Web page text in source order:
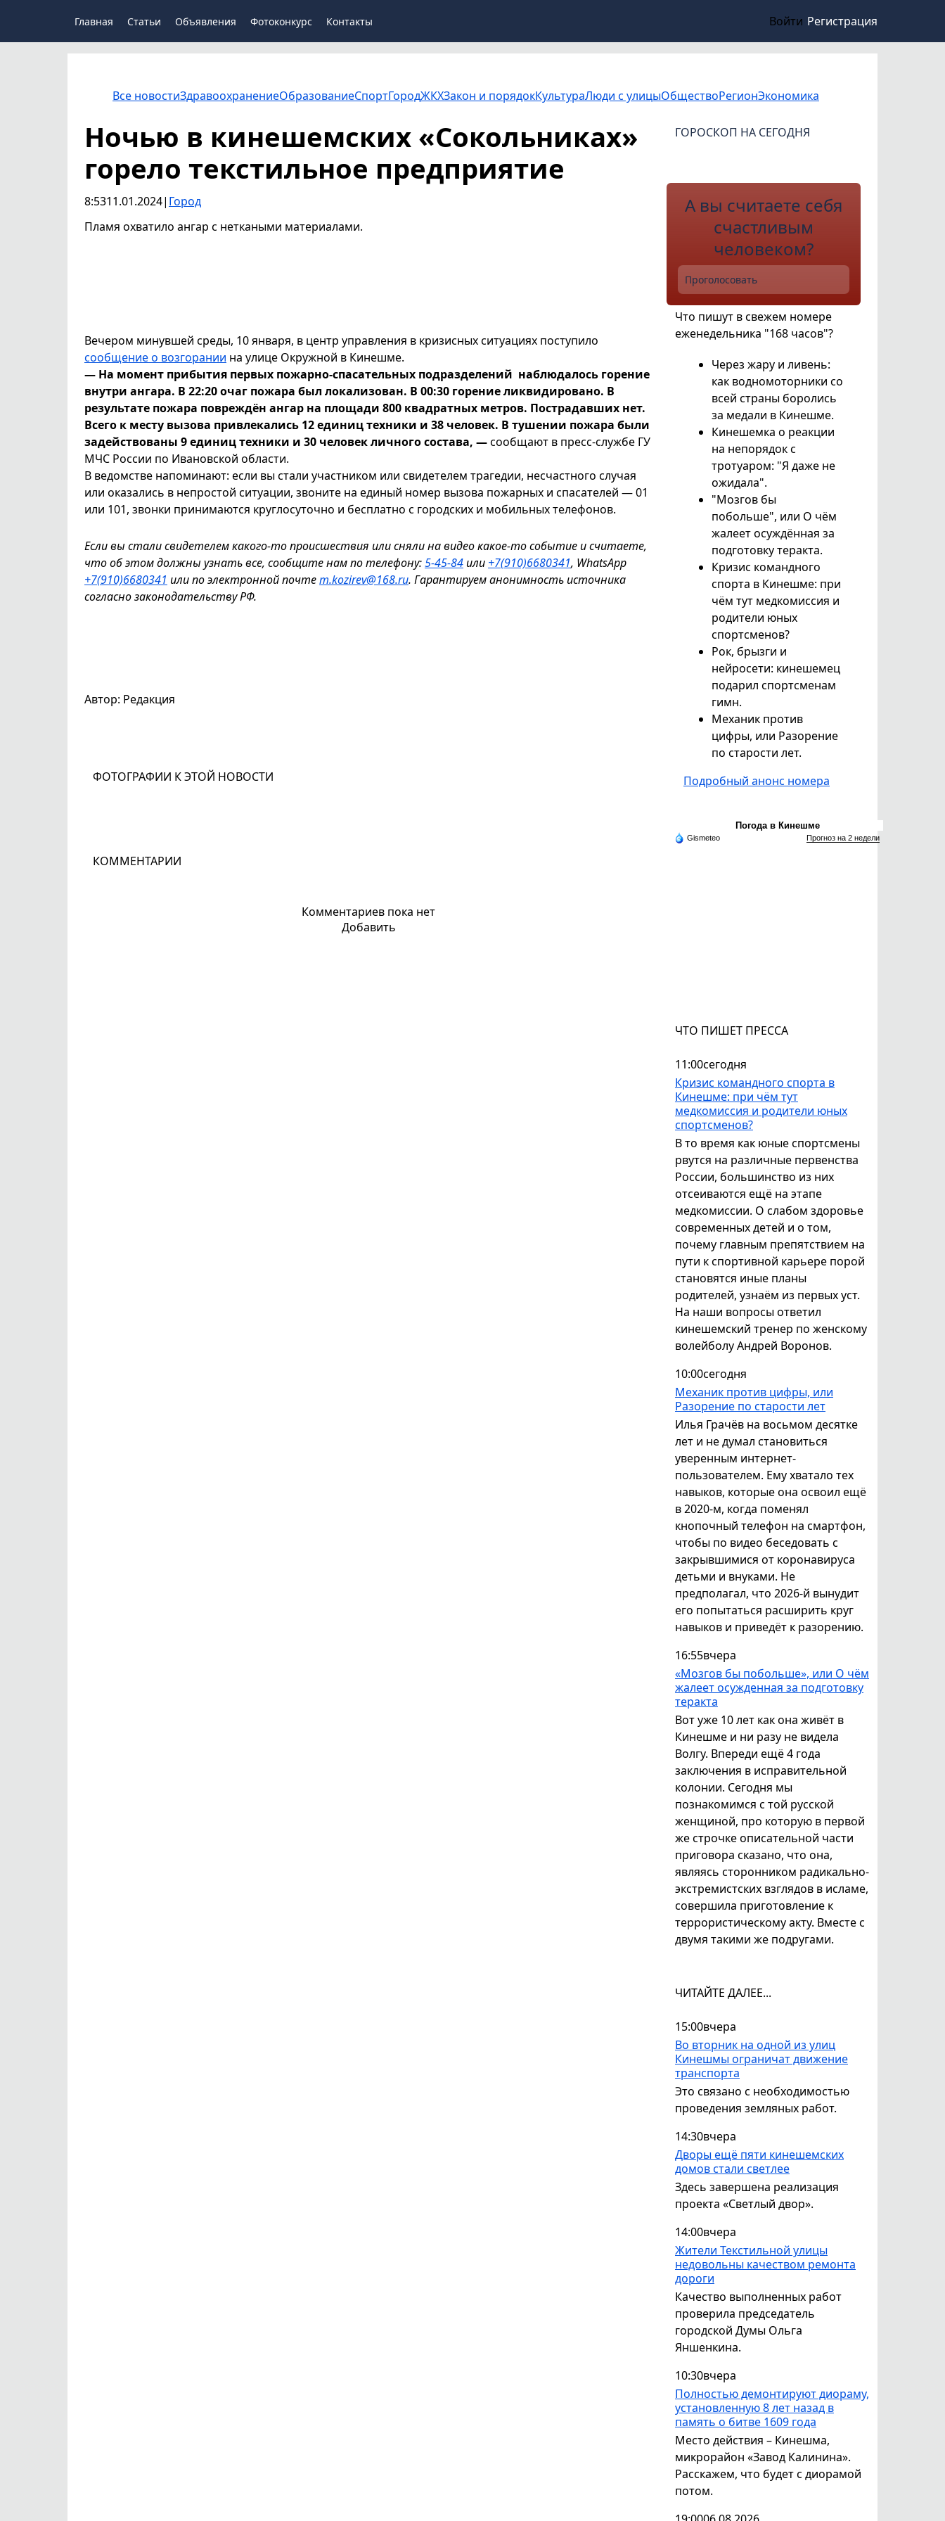
Главная Статьи Объявления Фотоконкурс Контакты Войти Регистрация
Все новостиЗдравоохранениеОбразованиеСпортГородЖКХЗакон и порядокКультураЛюди с улицыОбществоРегионЭкономика
ЧТО ПИШЕТ ПРЕССА
11:00сегодня
Кризис командного спорта в
Кинешме: при чём тут
медкомиссия и родители юных
спортсменов?
В то время как юные спортсмены
рвутся на различные первенства
России, большинство из них
отсеиваются ещё на этапе
медкомиссии. О слабом здоровье
современных детей и о том,
почему главным препятствием на
пути к спортивной карьере порой
становятся иные планы
родителей, узнаём из первых уст.
На наши вопросы ответил
кинешемский тренер по женскому
волейболу Андрей Воронов.
10:00сегодня
Механик против цифры, или
Разорение по старости лет
Илья Грачёв на восьмом десятке
лет и не думал становиться
уверенным интернет-
пользователем. Ему хватало тех
навыков, которые она освоил ещё
в 2020-м, когда поменял
кнопочный телефон на смартфон,
чтобы по видео беседовать с
закрывшимися от коронавируса
детьми и внуками. Не
предполагал, что 2026-й вынудит
его попытаться расширить круг
навыков и приведёт к разорению.
16:55вчера
«Мозгов бы побольше», или О чём
жалеет осужденная за подготовку
теракта
Вот уже 10 лет как она живёт в
Кинешме и ни разу не видела
Волгу. Впереди ещё 4 года
заключения в исправительной
колонии. Сегодня мы
познакомимся с той русской
женщиной, про которую в первой
же строчке описательной части
приговора сказано, что она,
являясь сторонником радикально-
экстремистских взглядов в исламе,
совершила приготовление к
террористическому акту. Вместе с
двумя такими же подругами.
ЧИТАЙТЕ ДАЛЕЕ...
15:00вчера
Во вторник на одной из улиц
Кинешмы ограничат движение
транспорта
Это связано с необходимостью
проведения земляных работ.
14:30вчера
Дворы ещё пяти кинешемских
домов стали светлее
Здесь завершена реализация
проекта «Светлый двор».
14:00вчера
Жители Текстильной улицы
недовольны качеством ремонта
дороги
Качество выполненных работ
проверила председатель
городской Думы Ольга
Яншенкина.
10:30вчера
Полностью демонтируют диораму,
установленную 8 лет назад в
память о битве 1609 года
Место действия – Кинешма,
микрорайон «Завод Калинина».
Расскажем, что будет с диорамой
потом.
Ночью в кинешемских «Сокольниках»
горело текстильное предприятие
8:5311.01.2024| Город
Пламя охватило ангар с неткаными материалами.
Вечером минувшей среды, 10 января, в центр управления в кризисных ситуациях поступило
сообщение о возгорании на улице Окружной в Кинешме.
— На момент прибытия первых пожарно-спасательных подразделений наблюдалось горение
внутри ангара. В 22:20 очаг пожара был локализован. В 00:30 горение ликвидировано. В
результате пожара повреждён ангар на площади 800 квадратных метров. Пострадавших нет.
Всего к месту вызова привлекались 12 единиц техники и 38 человек. В тушении пожара были
задействованы 9 единиц техники и 30 человек личного состава, —сообщают в пресс-службе ГУ
МЧС России по Ивановской области.
В ведомстве напоминают: если вы стали участником или свидетелем трагедии, несчастного случая
или оказались в непростой ситуации, звоните на единый номер вызова пожарных и спасателей — 01
или 101, звонки принимаются круглосуточно и бесплатно с городских и мобильных телефонов.
Если вы стали свидетелем какого-то происшествия или сняли на видео какое-то событие и считаете,
что об этом должны узнать все, сообщите нам по телефону:5-45-84или +7(910)6680341, WhatsApp
+7(910)6680341 или по электронной почтеm.kozirev@168.ru. Гарантируем анонимность источника
согласно законодательству РФ.
Автор: Редакция
ФОТОГРАФИИ К ЭТОЙ НОВОСТИ
КОММЕНТАРИИ
Комментариев пока нет
Добавить
ГОРОСКОП НА СЕГОДНЯ
А вы считаете себя
счастливым
человеком?
Проголосовать
Что пишут в свежем номере
еженедельника "168 часов"?
Через жару и ливень:
как водномоторники со
всей страны боролись
за медали в Кинешме.
Кинешемка о реакции
на непорядок с
тротуаром: "Я даже не
ожидала".
"Мозгов бы
побольше", или О чём
жалеет осуждённая за
подготовку теракта.
Кризис командного
спорта в Кинешме: при
чём тут медкомиссия и
родители юных
спортсменов?
Рок, брызги и
нейросети: кинешемец
подарил спортсменам
гимн.
Механик против
цифры, или Разорение
по старости лет.
Подробный анонс номера
Погода в Кинешме
Gismeteo Прогноз на 2 недели